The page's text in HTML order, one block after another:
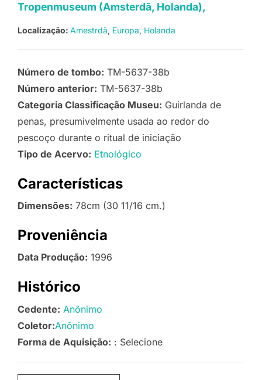
Tropenmuseum (Amsterdã, Holanda),
Localização: Amestrdã Europa Holanda
Número de tombo: TM-5637-38b
Número anterior: TM-5637-38b
Categoria Classificação Museu: Guirlanda de
penas, presumivelmente usada ao redor do
pescoço durante o ritual de iniciação
Tipo de Acervo: Etnológico
Características
Dimensões: 78cm (30 11/16 cm.)
Proveniência
Data Produção: 1996
Histórico
Cedente: Anônimo
Coletor:Anônimo
Forma de Aquisição: : Selecione